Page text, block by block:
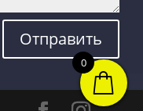
Отправить
0